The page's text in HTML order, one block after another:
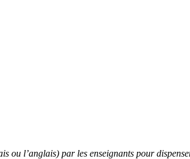
l’anglais) par les enseignants pour